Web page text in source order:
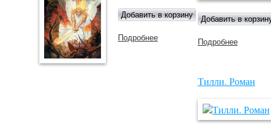
Подробнеео Пронзая тьмуПодробнеео Тьма
Тилли. Роман